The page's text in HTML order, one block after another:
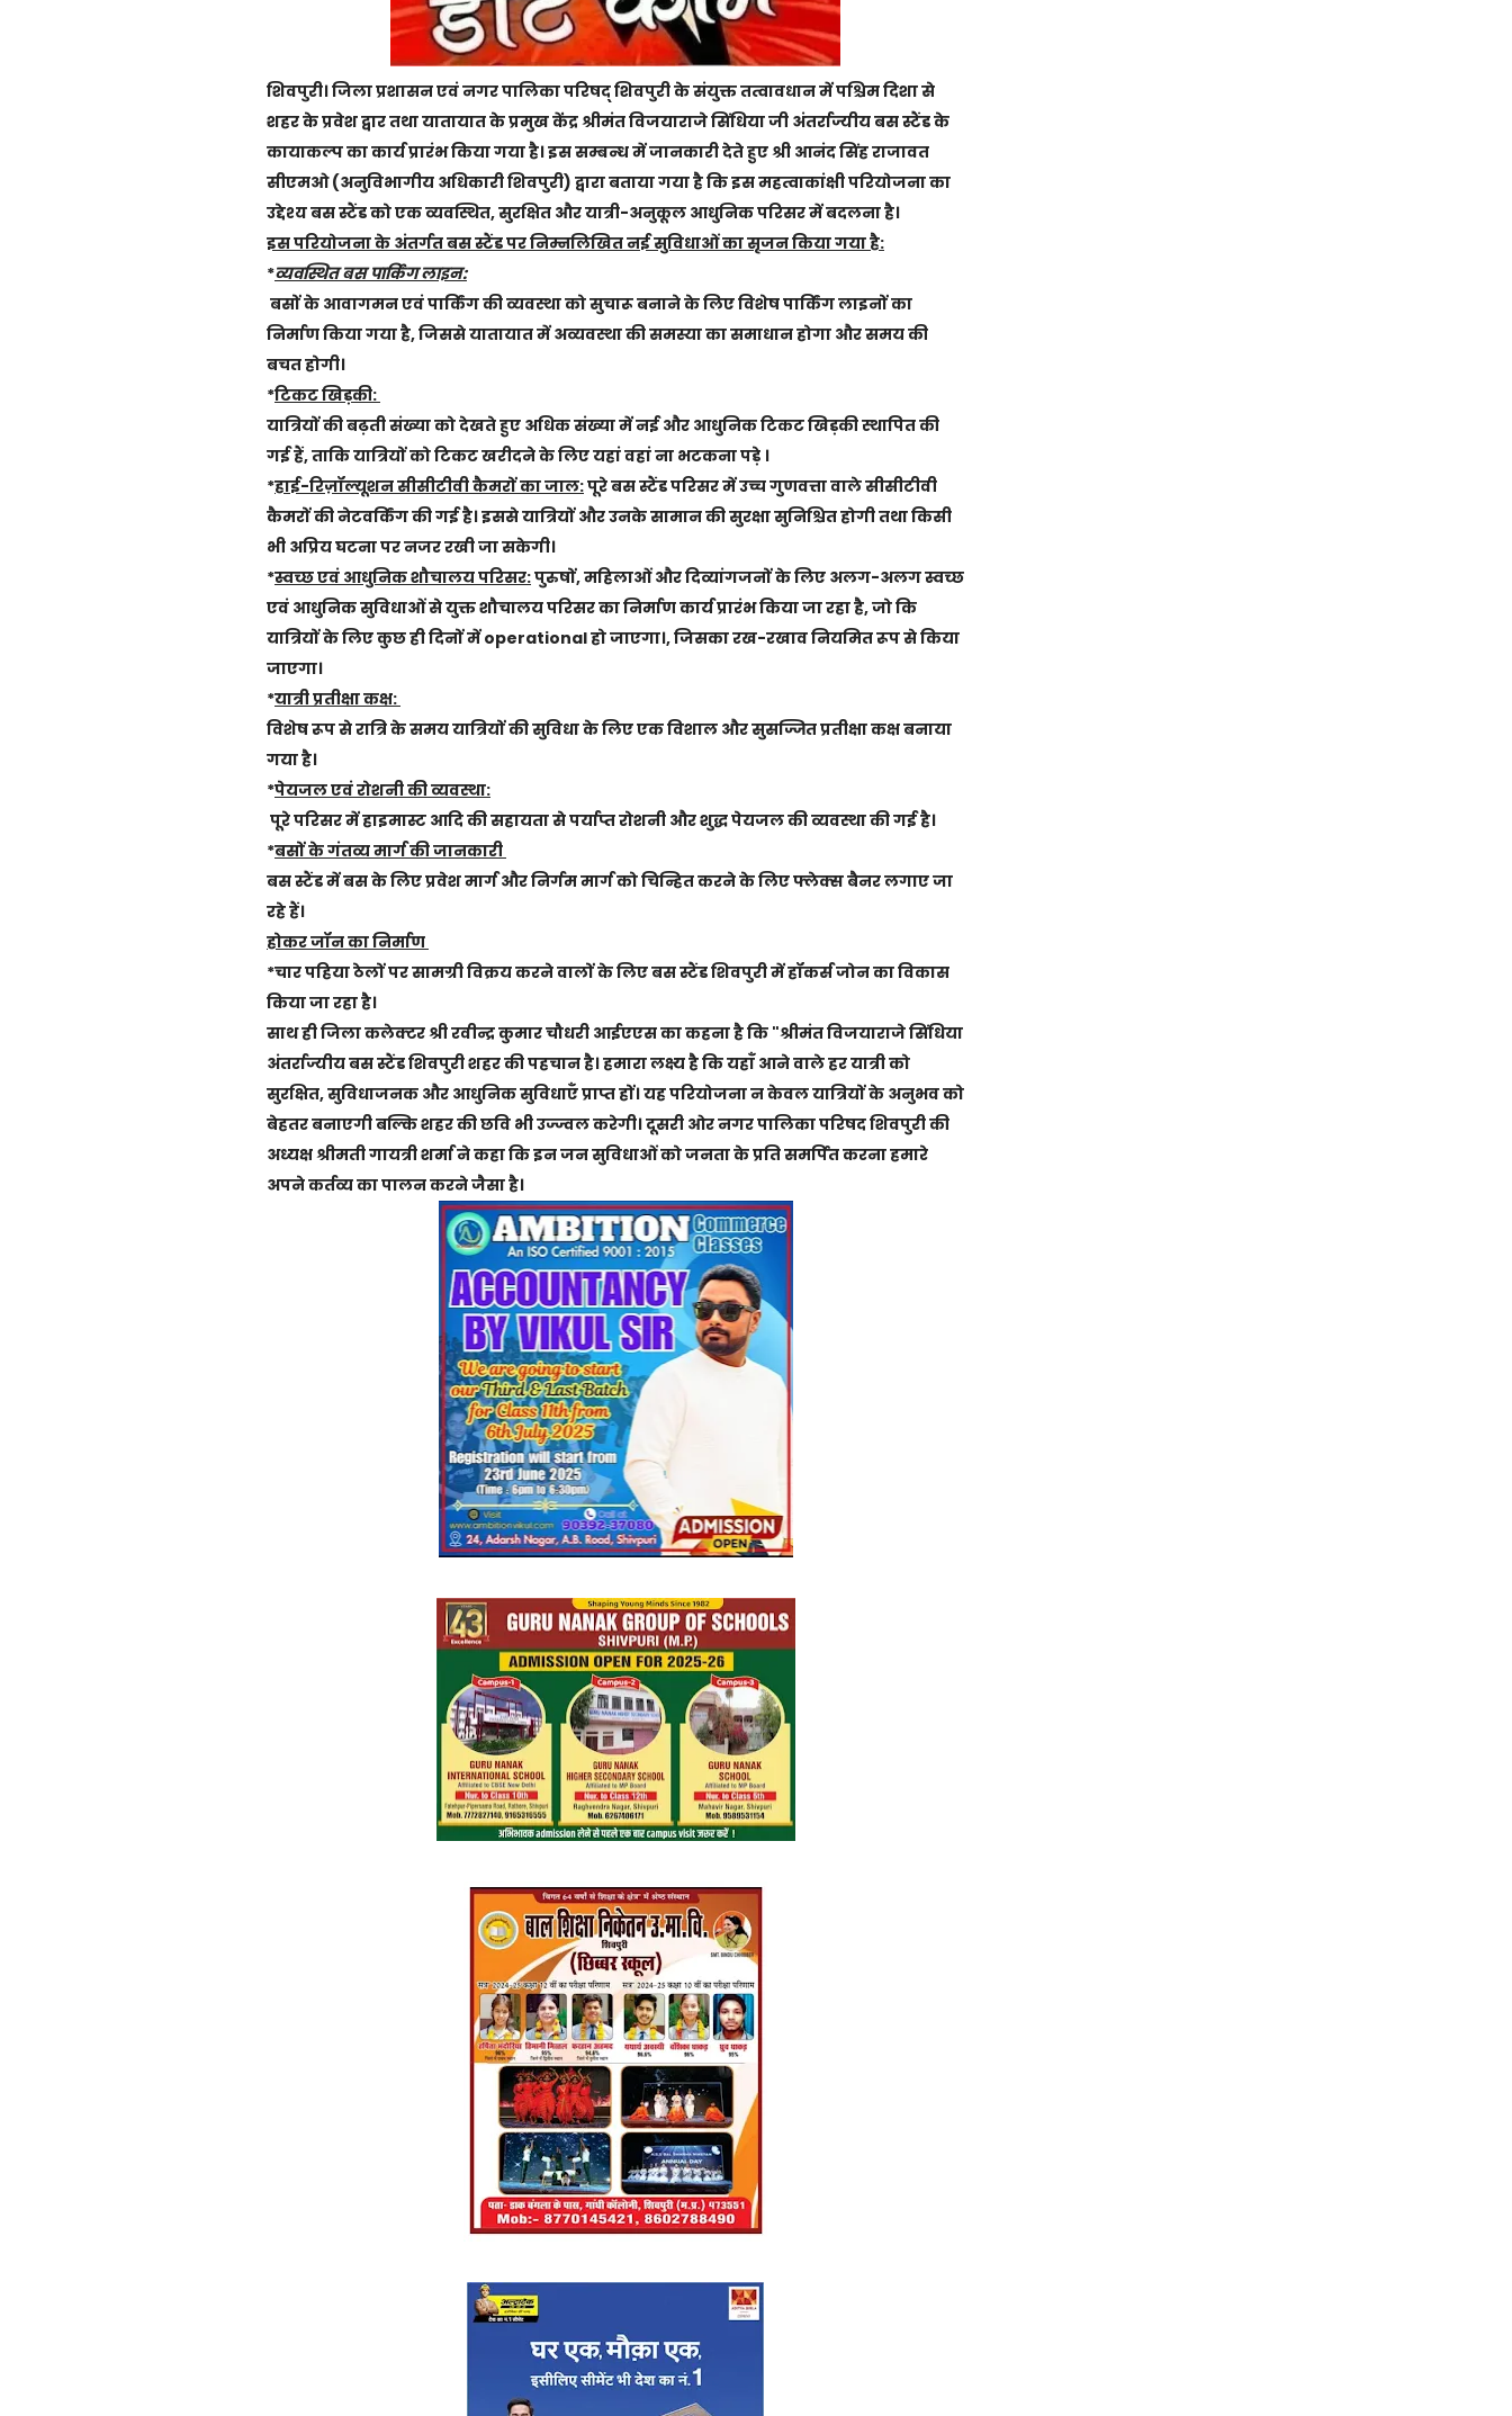
शिवपुरी। जिला प्रशासन एवं नगर पालिका परिषद् शिवपुरी के संयुक्त तत्वावधान में पश्चिम दिशा से
शहर के प्रवेश द्वार तथा यातायात के प्रमुख केंद्र श्रीमंत विजयाराजे सिंधिया जी अंतर्राज्यीय बस स्टैंड के
कायाकल्प का कार्य प्रारंभ किया गया है। इस सम्बन्ध में जानकारी देते हुए श्री आनंद सिंह राजावत
सीएमओ (अनुविभागीय अधिकारी शिवपुरी) द्वारा बताया गया है कि इस महत्वाकांक्षी परियोजना का
उद्देश्य बस स्टैंड को एक व्यवस्थित, सुरक्षित और यात्री-अनुकूल आधुनिक परिसर में बदलना है।
इस परियोजना के अंतर्गत बस स्टैंड पर निम्नलिखित नई सुविधाओं का सृजन किया गया है:
*व्यवस्थित बस पार्किंग लाइन:
बसों के आवागमन एवं पार्किंग की व्यवस्था को सुचारू बनाने के लिए विशेष पार्किंग लाइनों का
निर्माण किया गया है, जिससे यातायात में अव्यवस्था की समस्या का समाधान होगा और समय की
बचत होगी।
*टिकट खिड़की:
यात्रियों की बढ़ती संख्या को देखते हुए अधिक संख्या में नई और आधुनिक टिकट खिड़की स्थापित की
गई हैं, ताकि यात्रियों को टिकट खरीदने के लिए यहां वहां ना भटकना पड़े ।
*हाई-रिज़ॉल्यूशन सीसीटीवी कैमरों का जाल:पूरे बस स्टैंड परिसर में उच्च गुणवत्ता वाले सीसीटीवी
कैमरों की नेटवर्किंग की गई है। इससे यात्रियों और उनके सामान की सुरक्षा सुनिश्चित होगी तथा किसी
भी अप्रिय घटना पर नजर रखी जा सकेगी।
*स्वच्छ एवं आधुनिक शौचालय परिसर:पुरुषों, महिलाओं और दिव्यांगजनों के लिए अलग-अलग स्वच्छ
एवं आधुनिक सुविधाओं से युक्त शौचालय परिसर का निर्माण कार्य प्रारंभ किया जा रहा है, जो कि
यात्रियों के लिए कुछ ही दिनों में operational हो जाएगा।, जिसका रख-रखाव नियमित रूप से किया
जाएगा।
*यात्री प्रतीक्षा कक्ष:
विशेष रूप से रात्रि के समय यात्रियों की सुविधा के लिए एक विशाल और सुसज्जित प्रतीक्षा कक्ष बनाया
गया है।
*पेयजल एवं रोशनी की व्यवस्था:
पूरे परिसर में हाइमास्ट आदि की सहायता से पर्याप्त रोशनी और शुद्ध पेयजल की व्यवस्था की गई है।
*बसों के गंतव्य मार्ग की जानकारी
बस स्टैंड में बस के लिए प्रवेश मार्ग और निर्गम मार्ग को चिन्हित करने के लिए फ्लेक्स बैनर लगाए जा
रहे हैं।
होकर जॉन का निर्माण
*चार पहिया ठेलों पर सामग्री विक्रय करने वालों के लिए बस स्टैंड शिवपुरी में हॉकर्स जोन का विकास
किया जा रहा है।
साथ ही जिला कलेक्टर श्री रवीन्द्र कुमार चौधरी आईएएस का कहना है कि "श्रीमंत विजयाराजे सिंधिया
अंतर्राज्यीय बस स्टैंड शिवपुरी शहर की पहचान है। हमारा लक्ष्य है कि यहाँ आने वाले हर यात्री को
सुरक्षित, सुविधाजनक और आधुनिक सुविधाएँ प्राप्त हों। यह परियोजना न केवल यात्रियों के अनुभव को
बेहतर बनाएगी बल्कि शहर की छवि भी उज्ज्वल करेगी। दूसरी ओर नगर पालिका परिषद शिवपुरी की
अध्यक्ष श्रीमती गायत्री शर्मा ने कहा कि इन जन सुविधाओं को जनता के प्रति समर्पित करना हमारे
अपने कर्तव्य का पालन करने जैसा है।